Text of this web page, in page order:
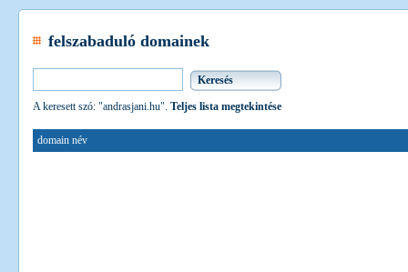
felszabaduló domainek
A keresett szó: "andrasjani.hu". Teljes lista megtekintése
domain név